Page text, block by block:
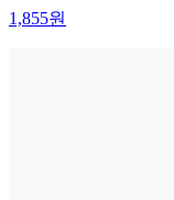
1,855원